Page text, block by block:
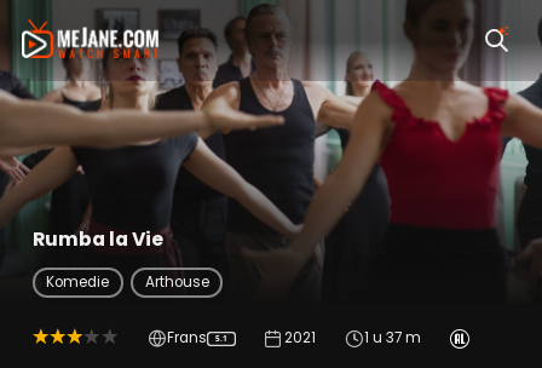
Rumba la Vie
Komedie Arthouse
Frans 5.1 2021 1 u 37 m